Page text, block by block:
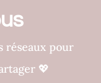
réseaux pour
💖